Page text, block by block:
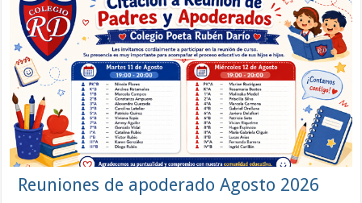
Reuniones de apoderado Agosto 2026